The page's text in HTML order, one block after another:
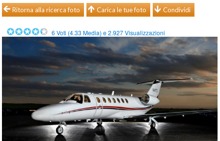
Ritorna alla ricerca foto Carica le tue foto Condividi
6 Voti (4.33 Media) e2.927Visualizzazioni